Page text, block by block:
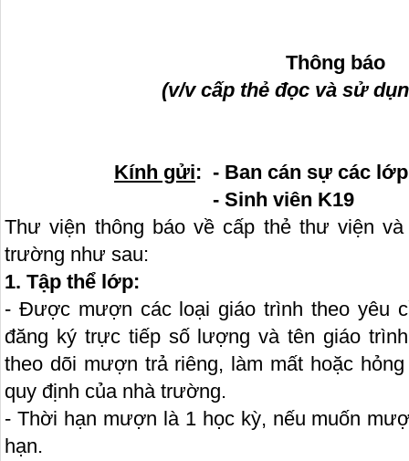
Thông báo
(v/v cấp thẻ đọc và sử
Kính gửi: - Ban cán sự các
- Sinh viên K19
Thư viện thông báo về cấp thẻ thư viện
trường như sau:
1. Tập thể lớp:
- Được mượn các loại giáo trình theo yêu
đăng ký trực tiếp số lượng và tên giáo
theo dõi mượn trả riêng, làm mất hoặc
quy định của nhà trường.
- Thời hạn mượn là 1 học kỳ, nếu muốn
hạn.